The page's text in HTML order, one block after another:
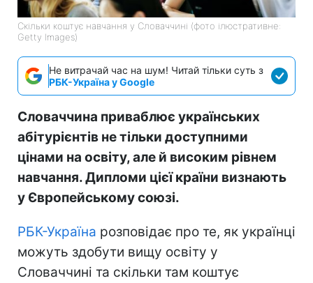
Скільки коштує навчання у Словаччині (фото ілюстративне:
Getty Images)
Не витрачай час на шум! Читай тільки суть з
РБК-Україна у Google
Словаччина приваблює українських
абітурієнтів не тільки доступними
цінами на освіту, але й високим рівнем
навчання. Дипломи цієї країни визнають
у Європейському союзі.
РБК-Україна розповідає про те, як українці
можуть здобути вищу освіту у
Словаччині та скільки там коштує